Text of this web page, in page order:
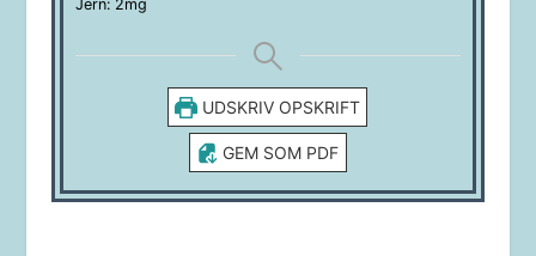
Jern: 2mg
UDSKRIV OPSKRIFT
GEM SOM PDF